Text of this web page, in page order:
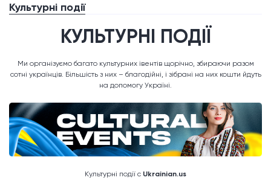
Культурні події
КУЛЬТУРНІ ПОДІЇ
Ми організуємо багато культурних івентів щорічно, збираючи разом
сотні українців. Більшість з них – благодійні, і зібрані на них кошти йдуть
на допомогу Україні.
Культурні події с Ukrainian.us